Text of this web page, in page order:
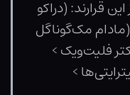
قرارند: (دراکو
مک‌گوناگل
فلیت‌ویک >
>